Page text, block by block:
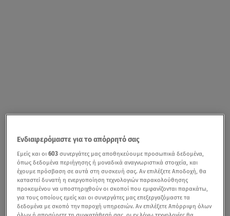
Ενδιαφερόμαστε για το απόρρητό σας
Εμείς και οι603 συνεργάτες μας αποθηκεύουμε προσωπικά δεδομένα,
όπως δεδομένα περιήγησης ή μοναδικά αναγνωριστικά στοιχεία, και
έχουμε πρόσβαση σε αυτά στη συσκευή σας. Αν επιλέξετε Αποδοχή, θα
καταστεί δυνατή η ενεργοποίηση τεχνολογιών παρακολούθησης
προκειμένου να υποστηριχθούν οι σκοποί που εμφανίζονται παρακάτω,
για τους οποίους εμείς και οι συνεργάτες μας επεξεργαζόμαστε τα
δεδομένα με σκοπό την παροχή υπηρεσιών. Αν επιλέξετε Απόρριψη όλων